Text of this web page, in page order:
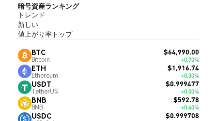
暗号資産ランキング
トレンド
新しい
値上がり率トップ
BTC
Bitcoin
$64,990.00
+0.70%
ETH
Ethereum
$1,916.74
+0.30%
USDT
TetherUS
$0.999477
+0.00%
BNB
BNB
$592.78
+0.40%
USDC $0.999708